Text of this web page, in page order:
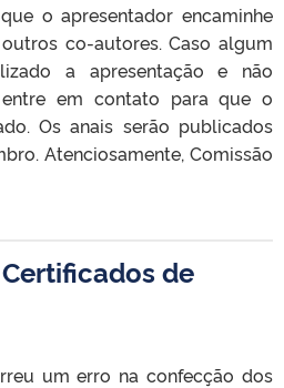
o apresentador encaminhe
co-autores. Caso algum
a apresentação e não
em contato para que o
Os anais serão publicados
Atenciosamente, Comissão
de
um erro na confecção dos